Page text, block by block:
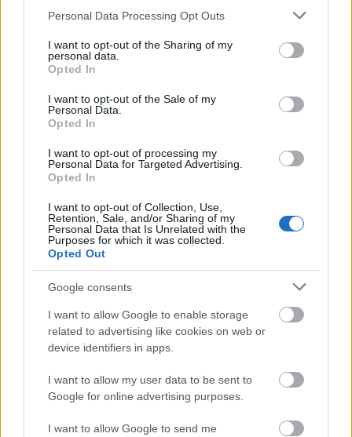
Please note that this website/app uses one or more Google
not limited to your visit or usage behaviour. You may click to
grant or deny consent to Google and its third-party tags to
use your data for below specified purposes in below Google
consent section.
Personal Data Processing Opt Outs
I want to opt-out of the Sharing of my
personal data.
Opted In
I want to opt-out of the Sale of my
Personal Data.
Opted In
I want to opt-out of processing my
Personal Data for Targeted Advertising.
Opted In
I want to opt-out of Collection, Use,
Retention, Sale, and/or Sharing of my
Personal Data that Is Unrelated with the
Purposes for which it was collected.
Opted Out
Google consents
I want to allow Google to enable storage
related to advertising like cookies on web or
device identifiers in apps.
I want to allow my user data to be sent to
Google for online advertising purposes.
I want to allow Google to send me
herceg elmesélte nekik az ismerkedésük
történetének erősen cenzúrázott változatát.
Harry herceg lelkesen várta, hogy négyes együtt
szerinte Meghan Markle az igazi, Vilmos herceg
nem gratulált neki, hanem figyelmeztette, hogy
lassítson: „ Végülis ő egy amerikai színésznő Harold,
bármi megtörténhet”.
Tudj meg többet a királyi
családról:
Harry herceg elveszítette a testvérét, méghozzá
Katalin hercegné miatt
csarnokába, felháborodott az internet
Károly király békülni akar fiával, és ezért nagyon